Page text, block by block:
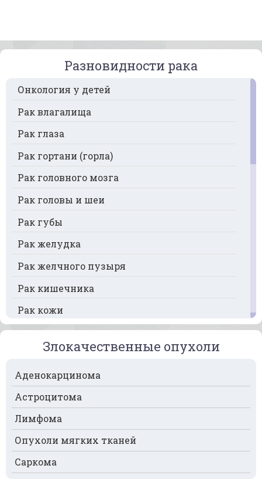
Разновидности рака
Онкология у детей
Рак влагалища
Рак глаза
Рак гортани (горла)
Рак головного мозга
Рак головы и шеи
Рак губы
Рак желудка
Рак желчного пузыря
Рак кишечника
Рак кожи
Рак кости
Рак крови
Рак легких
Рак лимфоузлов
Рак молочной железы
Рак мочевого пузыря
Рак носа
Злокачественные опухоли
Аденокарцинома
Астроцитома
Лимфома
Опухоли мягких тканей
Саркома